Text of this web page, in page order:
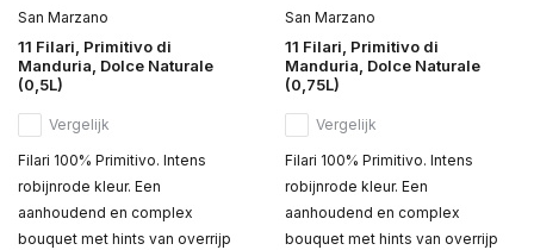
San Marzano
11 Filari, Primitivo di
Manduria, Dolce Naturale
(0,5L)
Vergelijk
Filari 100% Primitivo. Intens
robijnrode kleur. Een
aanhoudend en complex
bouquet met hints van overrijp
San Marzano
11 Filari, Primitivo di
Manduria, Dolce Naturale
(0,75L)
Vergelijk
Filari 100% Primitivo. Intens
robijnrode kleur. Een
aanhoudend en complex
bouquet met hints van overrijp